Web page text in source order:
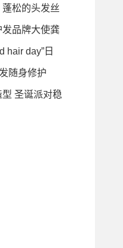
松的头发丝
品牌大使龚
hair day”日
随身修护
圣诞派对稳